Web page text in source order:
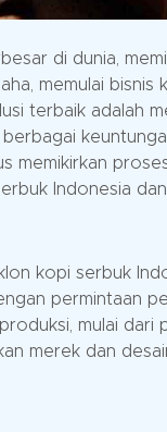
di dunia,
memulai
terbaik adalah
memikirkan
Indonesia
kopi serbuk
permintaan
mulai dari
merek dan